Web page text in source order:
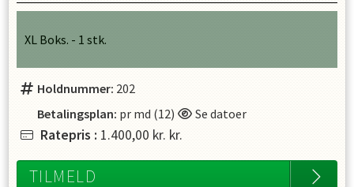
XL Boks. - 1 stk.
Holdnummer: 202
Betalingsplan: pr md (12) Se datoer
Ratepris : 1.400,00 kr. kr.
TILMELD